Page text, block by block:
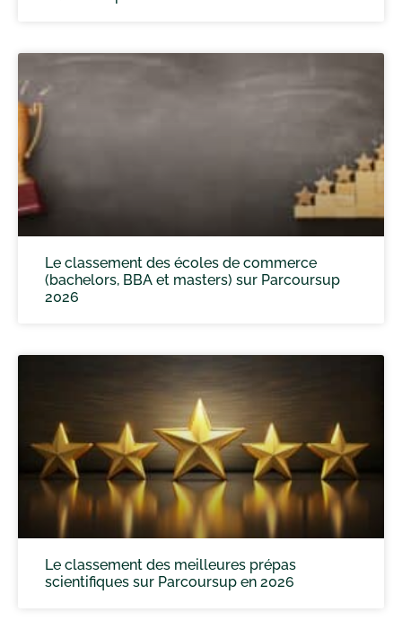
Le classement des écoles de commerce
(bachelors, BBA et masters) sur Parcoursup
2026
Le classement des meilleures prépas
scientifiques sur Parcoursup en 2026